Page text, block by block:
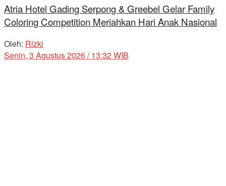
Atria Hotel Gading Serpong & Greebel Gelar Family
Coloring Competition Meriahkan Hari Anak Nasional
Oleh: Rizki
Senin, 3 Agustus 2026 / 13:32 WIB